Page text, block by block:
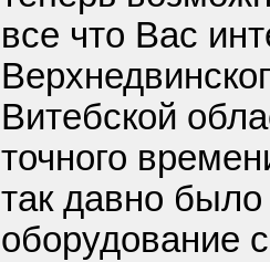
все что Вас
Витебской
точного
так давно
оборудование